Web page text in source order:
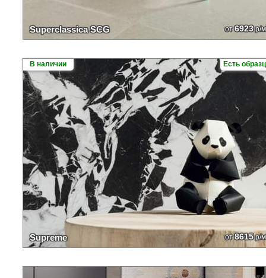
Superclassica SCG от6923р/
Есть
В наличии
Supreme от8615р/